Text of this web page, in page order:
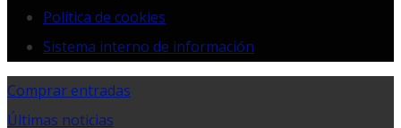
Política de cookies
Sistema interno de información
Comprar entradas
Últimas noticias